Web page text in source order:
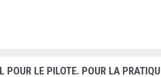
POUR LE PILOTE. POUR LA